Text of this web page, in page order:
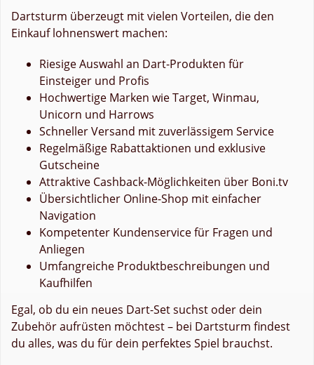
Dartsturm überzeugt mit vielen Vorteilen, die den
Einkauf lohnenswert machen:
Riesige Auswahl an Dart-Produkten für
Einsteiger und Profis
Hochwertige Marken wie Target, Winmau,
Unicorn und Harrows
Schneller Versand mit zuverlässigem Service
Regelmäßige Rabattaktionen und exklusive
Gutscheine
Attraktive Cashback-Möglichkeiten über Boni.tv
Übersichtlicher Online-Shop mit einfacher
Navigation
Kompetenter Kundenservice für Fragen und
Anliegen
Umfangreiche Produktbeschreibungen und
Kaufhilfen
Egal, ob du ein neues Dart-Set suchst oder dein
Zubehör aufrüsten möchtest – bei Dartsturm findest
du alles, was du für dein perfektes Spiel brauchst.